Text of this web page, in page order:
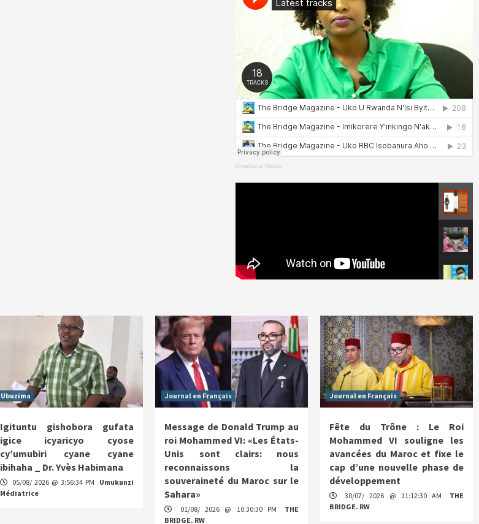
Umukunzi Média
Ubuzima
Igituntu gishobora gufata
igice icyaricyo cyose
cy’umubiri cyane cyane
ibihaha _ Dr. Yvès Habimana
05/08/ 2026 @ 3:56:34 PM
Umukunzi
Médiatrice
Journal en Français
Message de Donald Trump au
roi Mohammed VI: «Les États-
Unis sont clairs: nous
reconnaissons la
souveraineté du Maroc sur le
Sahara»
01/08/ 2026 @ 10:30:30 PM
THE
BRIDGE. RW
Journal en Français
Fête du Trône : Le Roi
Mohammed VI souligne les
avancées du Maroc et fixe le
cap d’une nouvelle phase de
développement
30/07/ 2026 @ 11:12:30 AM
THE
BRIDGE. RW